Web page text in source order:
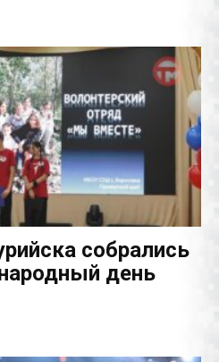
собрались
день